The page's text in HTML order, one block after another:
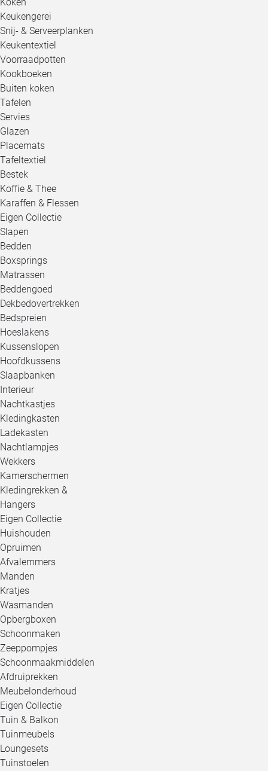
Keukengerei
Snij- & Serveerplanken
Keukentextiel
Voorraadpotten
Kookboeken
Buiten koken
Tafelen
Servies
Glazen
Placemats
Tafeltextiel
Bestek
Koffie & Thee
Karaffen & Flessen
Eigen Collectie
Slapen
Bedden
Boxsprings
Matrassen
Beddengoed
Dekbedovertrekken
Bedspreien
Hoeslakens
Kussenslopen
Hoofdkussens
Slaapbanken
Interieur
Nachtkastjes
Kledingkasten
Ladekasten
Nachtlampjes
Wekkers
Kamerschermen
Kledingrekken &
Hangers
Eigen Collectie
Huishouden
Opruimen
Afvalemmers
Manden
Kratjes
Wasmanden
Opbergboxen
Schoonmaken
Zeeppompjes
Schoonmaakmiddelen
Afdruiprekken
Meubelonderhoud
Eigen Collectie
Tuin & Balkon
Tuinmeubels
Loungesets
Tuinstoelen